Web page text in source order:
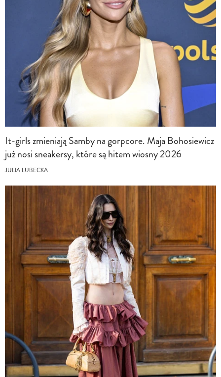
It-girls zmieniają Samby na gorpcore. Maja Bohosiewicz
już nosi sneakersy, które są hitem wiosny 2026
JULIA LUBECKA